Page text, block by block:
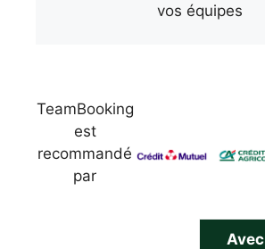
vos équipes
TeamBooking
est
recommandé
par
Avec